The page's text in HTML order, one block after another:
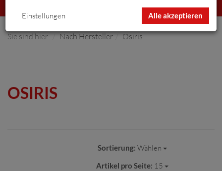
umschalten
Sie sind hier: Nach Hersteller Osiris
OSIRIS
Sortierung: Wählen
Artikel pro Seite: 15
Alle akzeptieren
Einstellungen